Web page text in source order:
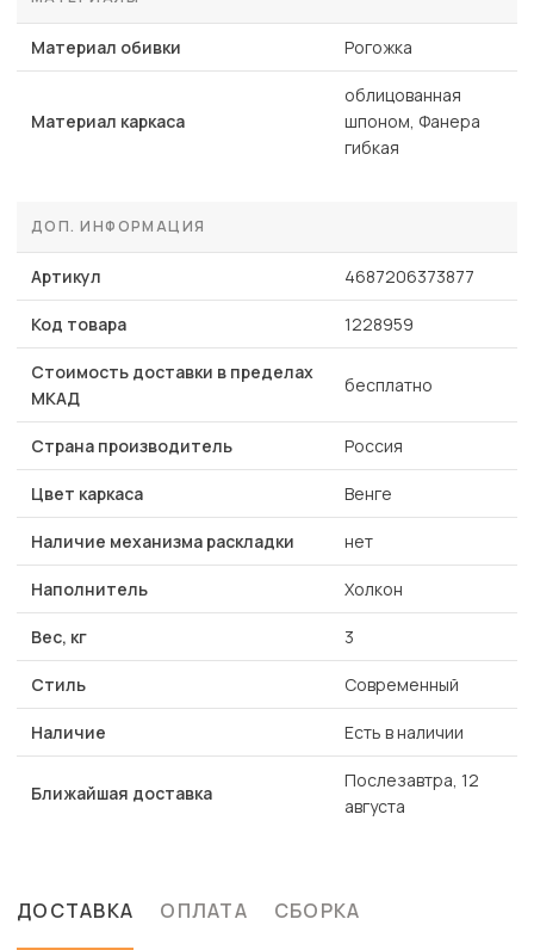
Материал обивки Рогожка
Материал каркаса
облицованная
шпоном, Фанера
гибкая
ДОП. ИНФОРМАЦИЯ
Артикул 4687206373877
Код товара 1228959
Стоимость доставки в пределах
МКАД
бесплатно
Страна производитель Россия
Цвет каркаса Венге
Наличие механизма раскладки нет
Наполнитель Холкон
Вес, кг 3
Стиль Современный
Наличие Есть в наличии
Ближайшая доставка
Послезавтра, 12
августа
ДОСТАВКА ОПЛАТА СБОРКА